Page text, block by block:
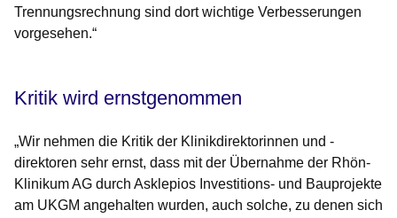
Trennungsrechnung sind dort wichtige Verbesserungen
vorgesehen.“
Kritik wird ernstgenommen
„Wir nehmen die Kritik der Klinikdirektorinnen und -
direktoren sehr ernst, dass mit der Übernahme der Rhön-
Klinikum AG durch Asklepios Investitions- und Bauprojekte
am UKGM angehalten wurden, auch solche, zu denen sich